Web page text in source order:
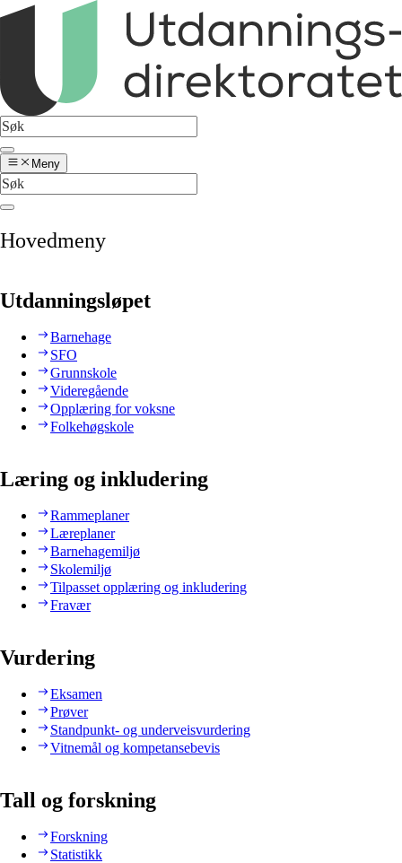
Meny
Hovedmeny
Utdanningsløpet
Barnehage
SFO
Grunnskole
Videregående
Opplæring for voksne
Folkehøgskole
Læring og inkludering
Rammeplaner
Læreplaner
Barnehagemiljø
Skolemiljø
Tilpasset opplæring og inkludering
Fravær
Vurdering
Eksamen
Prøver
Standpunkt- og underveisvurdering
Vitnemål og kompetansebevis
Tall og forskning
Forskning
Statistikk